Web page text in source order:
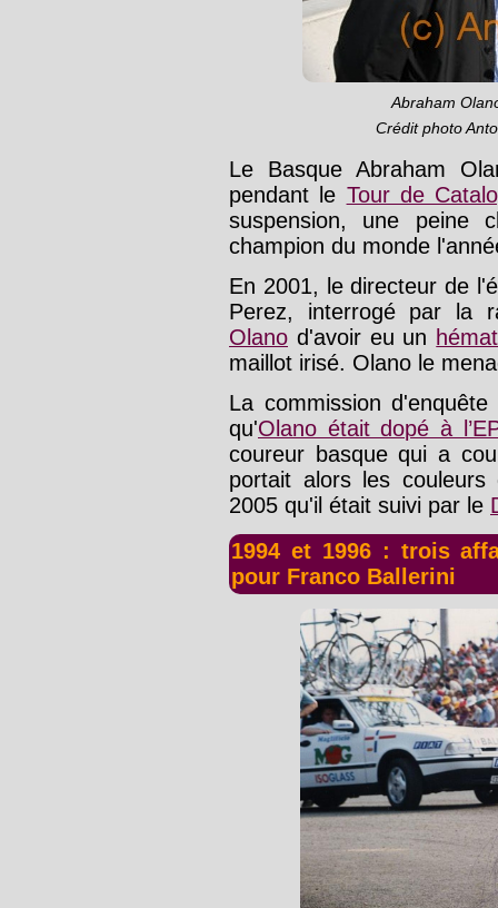
Abraham
Crédit photo
Le Basque Abraham
pendant le Tour de
suspension, une peine
champion du monde
En 2001, le directeur de
Perez, interrogé par la
Olano d'avoir eu un
maillot irisé. Olano le
La commission
qu'Olano était dopé à
coureur basque qui a
portait alors les
2005 qu'il était suivi par le
1994 et 1996 : trois
pour Franco Ballerini